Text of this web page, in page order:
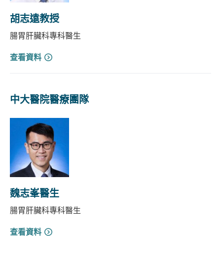
胡志遠教授
腸胃肝臟科專科醫生
查看資料
中大醫院醫療團隊
魏志峯醫生
腸胃肝臟科專科醫生
查看資料